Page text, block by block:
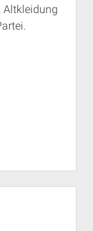
Altkleidung